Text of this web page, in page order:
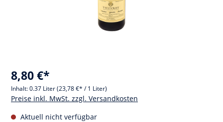
8,80 €*
Inhalt:0.37 Liter(23,78 €* / 1 Liter)
Preise inkl. MwSt. zzgl. Versandkosten
Aktuell nicht verfügbar